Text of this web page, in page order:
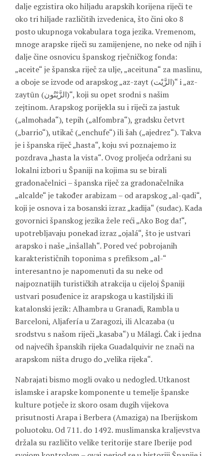
dalje egzistira oko hiljadu arapskih korijena riječi te
oko tri hiljade različitih izvedenica, što čini oko 8
posto ukupnoga vokabulara toga jezika. Vremenom,
mnoge arapske riječi su zamijenjene, no neke od njih i
dalje čine osnovicu španskog rječničkog fonda:
„aceite“ je španska riječ za ulje, „aceituna“ za maslinu,
a oboje se izvode od arapskog „az-zayt (الزَّيْت)“ i „az-
zaytūn (الزَّيْتُون)“, koji su opet srodni s našim
zejtinom. Arapskog porijekla su i riječi za jastuk
(„almohada“), tepih („alfombra“), gradsku četvrt
(„barrio“), utikač („enchufe“) ili šah („ajedrez“). Takva
je i španska riječ „hasta“, koju svi poznajemo iz
pozdrava „hasta la vista“. Ovog proljeća održani su
lokalni izbori u Španiji na kojima su se birali
gradonačelnici – španska riječ za gradonačelnika
„alcalde“ je također arabizam – od arapskog „al-qadi“,
koji je osnova i za bosanski izraz „kadija“ (sudac). Kada
govornici španskog jezika žele reći „Ako Bog da!“,
upotrebljavaju ponekad izraz „ojalá“, što je ustvari
arapsko i naše „inšallah“. Pored već pobrojanih
karakterističnih toponima s prefiksom „al-“
interesantno je napomenuti da su neke od
najpoznatijih turističkih atrakcija u cijeloj Španiji
ustvari posuđenice iz arapskoga u kastiljski ili
katalonski jezik: Alhambra u Granadi, Rambla u
Barceloni, Aljafería u Zaragozi, ili Alcazaba (u
srodstvu s našom riječi „kasaba“) u Málagi. Čak i jedna
od najvećih španskih rijeka Guadalquivir ne znači na
arapskom ništa drugo do „velika rijeka“.
Nabrajati bismo mogli ovako u nedogled. Utkanost
islamske i arapske komponente u temelje španske
kulture potječe iz skoro osam dugih vijekova
prisutnosti Arapa i Berbera (Amaziga) na Iberijskom
poluotoku. Od 711. do 1492. muslimanska kraljevstva
držala su različito velike teritorije stare Iberije pod